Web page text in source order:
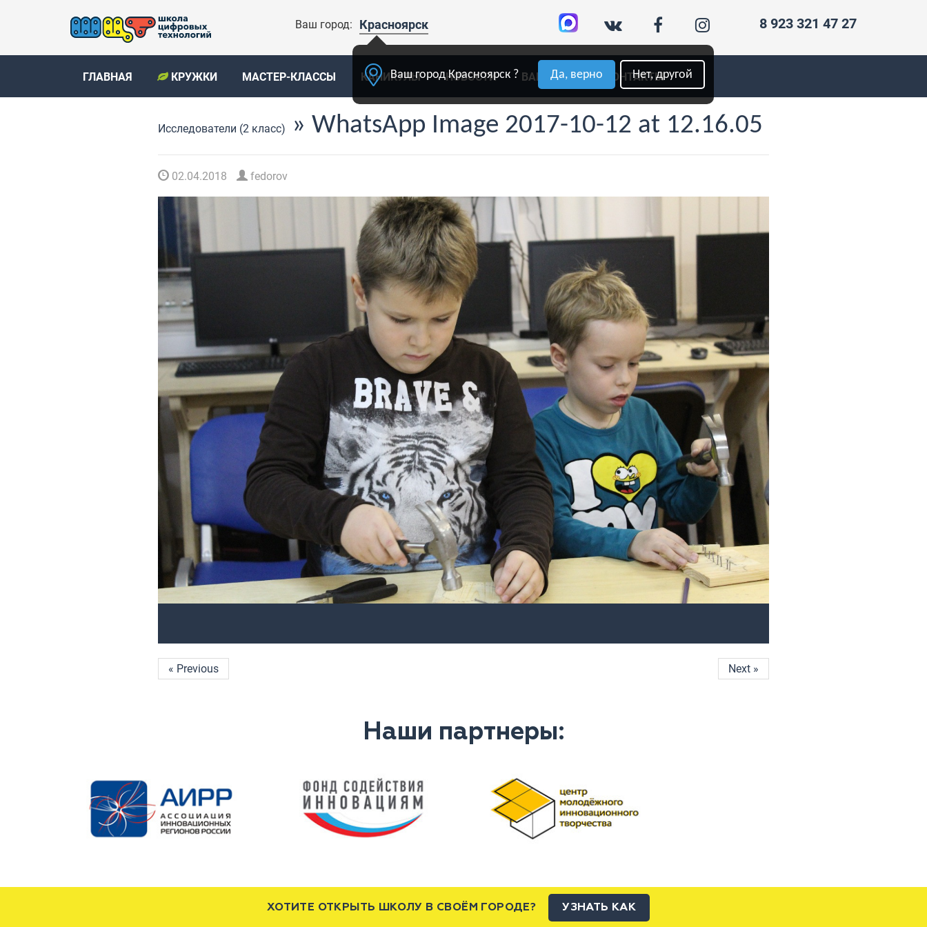
Ваш город: Красноярск
Ваш город Красноярск ? Да, верно Нет, другой
8 923 321 47 27
ГЛАВНАЯ КРУЖКИ МАСТЕР-КЛАССЫ КАНИКУЛЫ НОВОСТИ ВАКАНСИИ КОНТАКТЫ
Исследователи (2 класс) » WhatsApp Image 2017-10-12 at 12.16.05
02.04.2018 fedorov
« Previous Next »
Наши партнеры:
ХОТИТЕ ОТКРЫТЬ ШКОЛУ В СВОЁМ ГОРОДЕ? УЗНАТЬ КАК